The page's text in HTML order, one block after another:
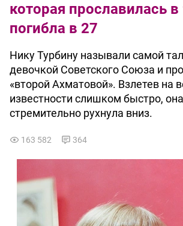
которая прославилась в
погибла в 27
Нику Турбину называли самой
девочкой Советского Союза и
«второй Ахматовой». Взлетев на
известности слишком быстро,
стремительно рухнула вниз.
163 582 364